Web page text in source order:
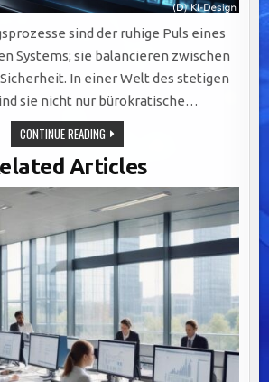
sind der ruhige Puls eines
Systems; sie balancieren zwischen
In einer Welt des stetigen
sie nicht nur bürokratische…
CONTINUE READINGOPTIMIERUNG
VON
GENEHMIGUNGSPROZESSEN:
BALANCE
ZWISCHEN
INNOVATION
UND
ÖFFENTLICHER
SICHERHEIT.
Articles